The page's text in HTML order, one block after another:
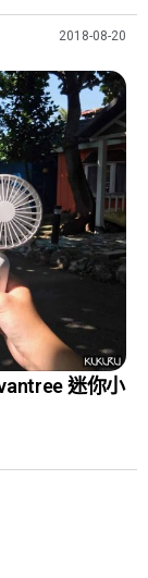
2018-08-20
迷你小